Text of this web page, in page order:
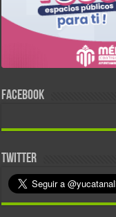
FACEBOOK
TWITTER